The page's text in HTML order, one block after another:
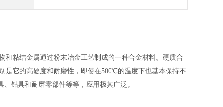
和粘结金属通过粉末冶金工艺制成的一种合金材料。硬质合
是它的高硬度和耐磨性，即使在500℃的温度下也基本保持不
钴具和耐磨零部件等等，应用极其广泛。